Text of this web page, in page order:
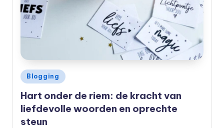
Geplaatst
in
Blogging
Hart onder de riem: de kracht van
liefdevolle woorden en oprechte
steun